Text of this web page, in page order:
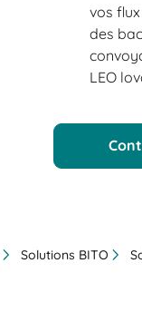
vos
des
LEO
Solutions BITO